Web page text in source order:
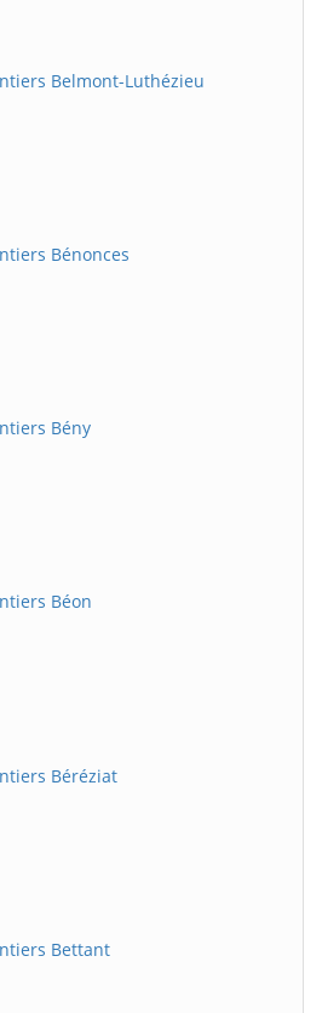
Belmont-Luthézieu
Bénonces
Bény
Béon
Béréziat
Bettant